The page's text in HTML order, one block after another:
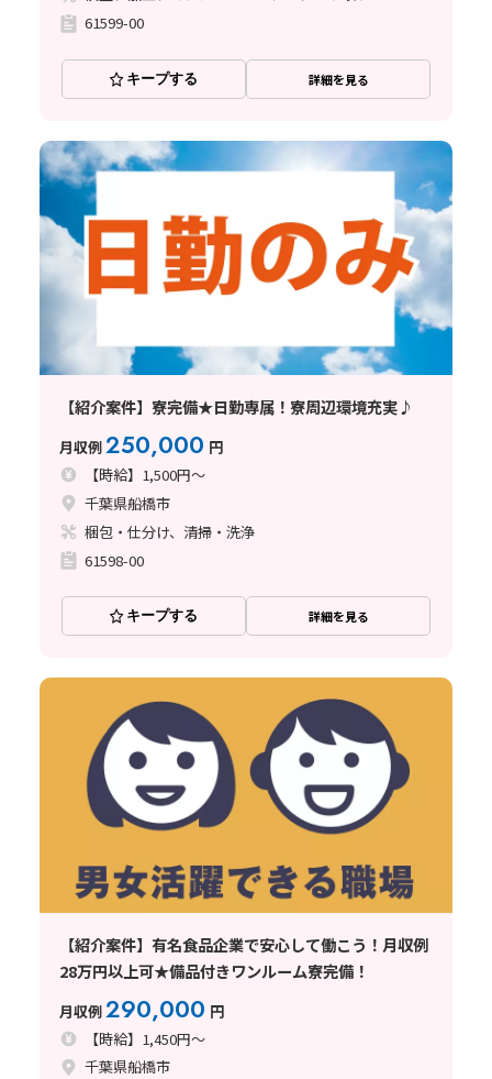
61599-00
キープする 詳細を見る
【紹介案件】寮完備★日勤専属！寮周辺環境充実♪
月収例250,000 円
【時給】1,500円～
千葉県船橋市
梱包・仕分け、清掃・洗浄
61598-00
キープする 詳細を見る
【紹介案件】有名食品企業で安心して働こう！月収例
28万円以上可★備品付きワンルーム寮完備！
月収例290,000 円
【時給】1,450円～
千葉県船橋市